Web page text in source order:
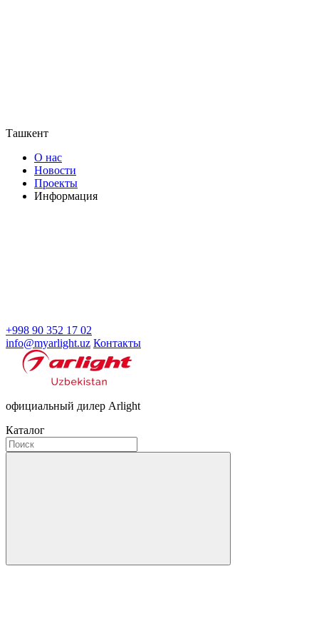
Ташкент
О нас
Новости
Проекты
Информация
+998 90 352 17 02
info@myarlight.uz Контакты
официальный дилер Arlight
Каталог